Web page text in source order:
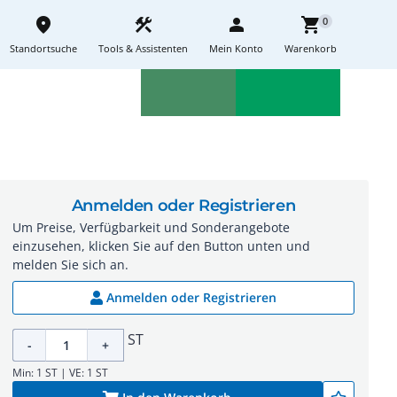
place
Standortsuche
construction
Tools & Assistenten
person
Mein Konto
shopping_cart0
Warenkorb
Anmelden oder Registrieren
Um Preise, Verfügbarkeit und Sonderangebote
einzusehen, klicken Sie auf den Button unten und
melden Sie sich an.
Anmelden oder Registrieren
- + ST
Min: 1 ST | VE: 1 ST